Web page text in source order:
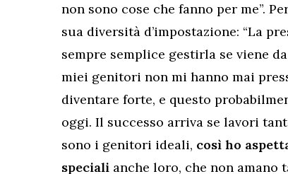
non sono cose che fanno per me”.
sua diversità d’impostazione: “La
sempre semplice gestirla se viene
miei genitori non mi hanno mai
diventare forte, e questo
oggi. Il successo arriva se lavori
sono i genitori ideali, così ho
speciali anche loro, che non amano